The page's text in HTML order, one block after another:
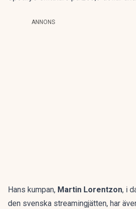
ANNONS
Hans kumpan, Martin Lorentzon, i
den svenska streamingjätten, har